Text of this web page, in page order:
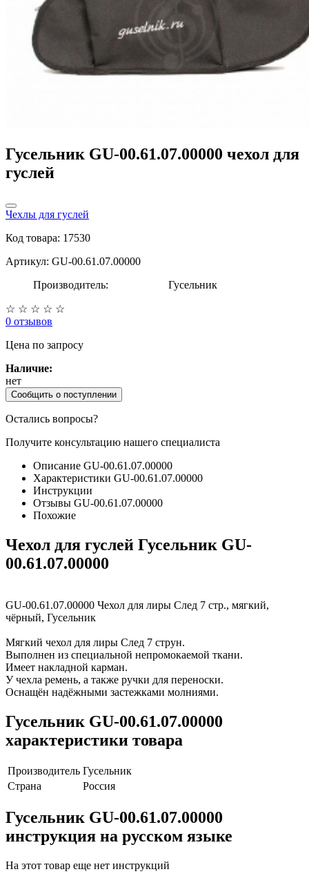
Гусельник GU-00.61.07.00000 чехол для
гуслей
Чехлы для гуслей
Код товара: 17530
Артикул: GU-00.61.07.00000
Производитель:
Гусельник
☆ ☆ ☆ ☆ ☆
0 отзывов
Цена по запросу
Наличие:
нет
Сообщить о поступлении
Остались вопросы?
Получите консультацию нашего специалиста
Описание GU-00.61.07.00000
Характеристики GU-00.61.07.00000
Инструкции
Отзывы GU-00.61.07.00000
Похожие
Чехол для гуслей Гусельник GU-
00.61.07.00000
GU-00.61.07.00000 Чехол для лиры След 7 стр., мягкий,
чёрный, Гусельник
Мягкий чехол для лиры След 7 струн.
Выполнен из специальной непромокаемой ткани.
Имеет накладной карман.
У чехла ремень, а также ручки для переноски.
Оснащён надёжными застежками молниями.
Гусельник GU-00.61.07.00000
характеристики товара
Производитель Гусельник
Страна
Россия
Гусельник GU-00.61.07.00000
инструкция на русском языке
На этот товар еще нет инструкций